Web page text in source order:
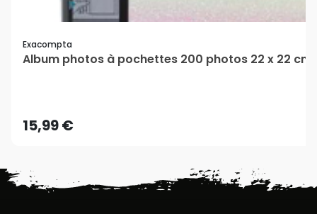
Exacompta
Album photos à pochettes 200 photos 22 x 22
15,99 €